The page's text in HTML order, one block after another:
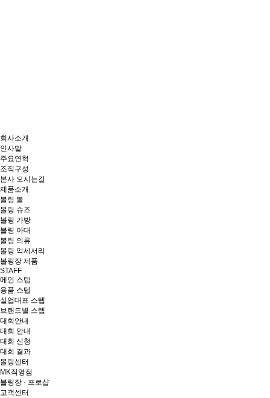
회사소개
인사말
주요연혁
조직구성
본사 오시는길
제품소개
볼링 볼
볼링 슈즈
볼링 가방
볼링 아대
볼링 의류
볼링 악세서리
볼링장 제품
STAFF
메인 스텝
용품 스텝
실업대표 스텝
브랜드별 스텝
대회안내
대회 안내
대회 신청
대회 결과
볼링센터
MK직영점
볼링장 · 프로샵
고객센터